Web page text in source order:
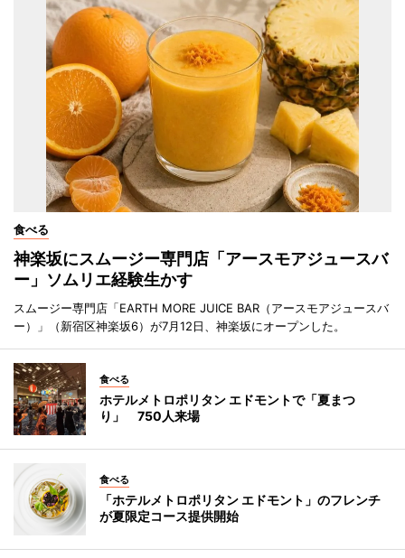
食べる
神楽坂にスムージー専門店「アースモアジュースバ
ー」ソムリエ経験生かす
スムージー専門店「EARTH MORE JUICE BAR（アースモアジュースバ
ー）」（新宿区神楽坂6）が7月12日、神楽坂にオープンした。
食べる
ホテルメトロポリタン エドモントで「夏まつ
り」 750人来場
食べる
「ホテルメトロポリタン エドモント」のフレンチ
が夏限定コース提供開始